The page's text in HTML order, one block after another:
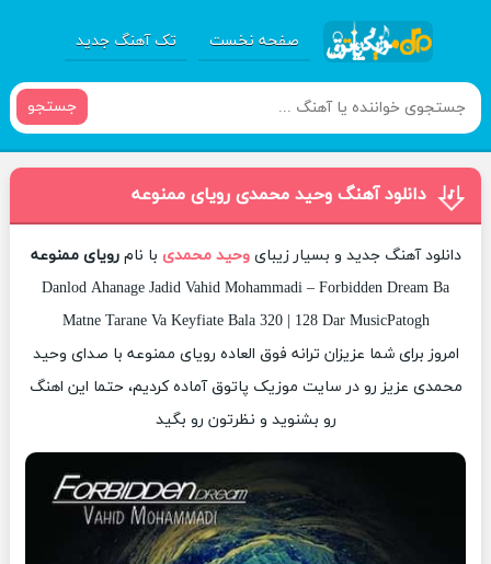
صفحه نخست تک آهنگ جدید
جستجو
دانلود آهنگ وحید محمدی رویای ممنوعه
دانلود آهنگ جدید و بسیار زیبایوحید محمدی با نامرویای ممنوعه
Danlod Ahanage Jadid Vahid Mohammadi – Forbidden Dream Ba
Matne Tarane Va Keyfiate Bala 320 | 128 Dar MusicPatogh
امروز برای شما عزیزان ترانه فوق العاده رویای ممنوعه با صدای وحید
محمدی عزیز رو در سایت موزیک پاتوق آماده کردیم، حتما این اهنگ
رو بشنوید و نظرتون رو بگید